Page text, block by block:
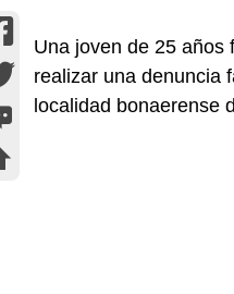
Una joven de 25 años
realizar una denuncia
localidad bonaerense